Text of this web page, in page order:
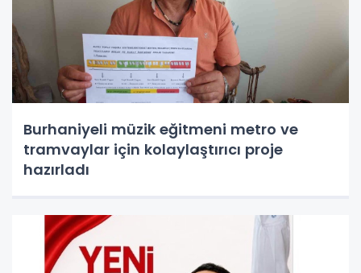
Burhaniyeli müzik eğitmeni metro ve
tramvaylar için kolaylaştırıcı proje
hazırladı